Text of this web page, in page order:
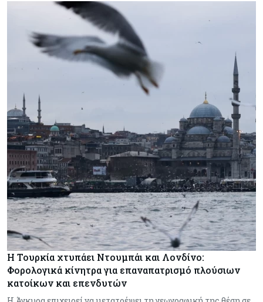
Η Τουρκία χτυπάει Ντουμπάι και Λονδίνο:
Φορολογικά κίνητρα για επαναπατρισμό πλούσιων
κατοίκων και επενδυτών